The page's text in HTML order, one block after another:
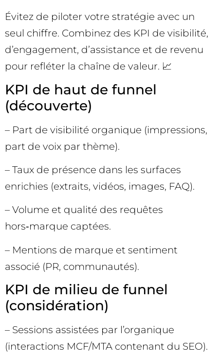
Évitez de piloter votre stratégie avec un
seul chiffre. Combinez des KPI de visibilité,
d’engagement, d’assistance et de revenu
pour refléter la chaîne de valeur. 📈
KPI de haut de funnel
(découverte)
– Part de visibilité organique (impressions,
part de voix par thème).
– Taux de présence dans les surfaces
enrichies (extraits, vidéos, images, FAQ).
– Volume et qualité des requêtes
hors‑marque captées.
– Mentions de marque et sentiment
associé (PR, communautés).
KPI de milieu de funnel
(considération)
– Sessions assistées par l’organique
(interactions MCF/MTA contenant du SEO).